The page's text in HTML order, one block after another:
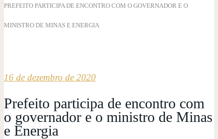
PREFEITO PARTICIPA DE ENCONTRO COM O GOVERNADOR E O
MINISTRO DE MINAS E ENERGIA
16 de dezembro de 2020
Prefeito participa de encontro com
o governador e o ministro de Minas
e Energia